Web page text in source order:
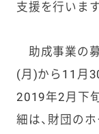
支援を行います
助成事業の
(月)から11月
2019年2月下
細は、財団の